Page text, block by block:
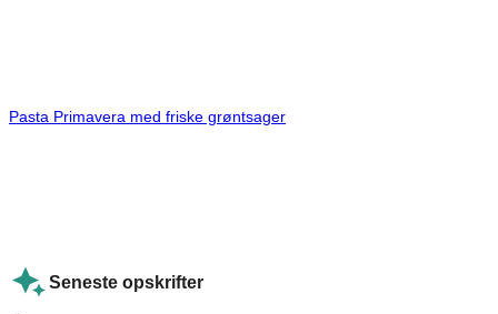
Pasta Primavera med friske grøntsager
Seneste opskrifter